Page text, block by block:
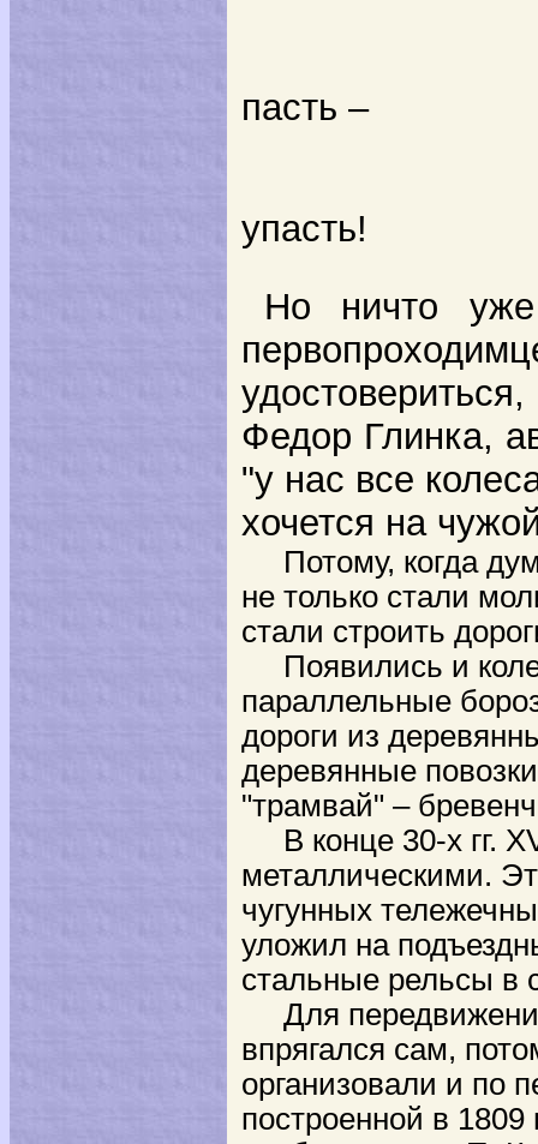
пасть –
упасть!
Но ничто
Федор Глинка,
"у нас все
хочется на
Потому, когда
не только стали
стали строить
Появились и
параллельные
дороги из
деревянные
"трамвай" –
В конце 30-х гг.
металлическими.
чугунных
уложил на
стальные рельсы в
Для
впрягался сам,
организовали и по
построенной в 1809